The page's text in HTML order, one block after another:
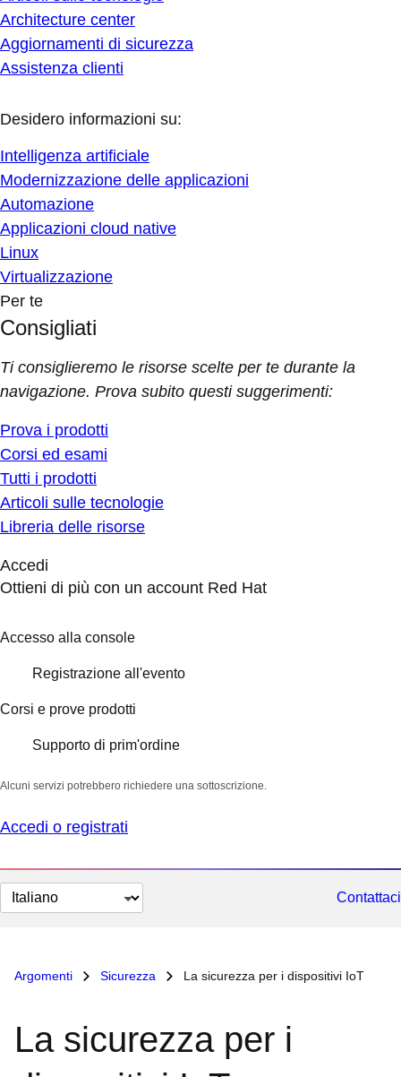
Architecture center
Aggiornamenti di sicurezza
Assistenza clienti
Desidero informazioni su:
Intelligenza artificiale
Modernizzazione delle applicazioni
Automazione
Applicazioni cloud native
Linux
Virtualizzazione
Per te
Consigliati
Ti consiglieremo le risorse scelte per te durante la
navigazione. Prova subito questi suggerimenti:
Prova i prodotti
Corsi ed esami
Tutti i prodotti
Articoli sulle tecnologie
Libreria delle risorse
Accedi
Ottieni di più con un account Red Hat
Accesso alla console
Registrazione all'evento
Corsi e prove prodotti
Supporto di prim'ordine
Alcuni servizi potrebbero richiedere una sottoscrizione.
Accedi o registrati
Cambia
lingua
Contattaci
Argomenti Sicurezza La sicurezza per i dispositivi IoT
La sicurezza per i